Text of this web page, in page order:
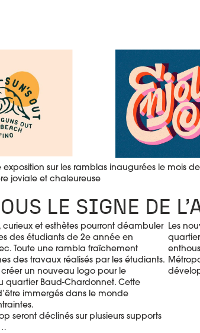
sur les ramblas inaugurées le mois
joviale et chaleureuse
LE SIGNE DE
et esthètes pourront déambuler
des étudiants de 2e année en
Toute une rambla fraîchement
des travaux réalisés par les étudiants.
un nouveau logo pour le
quartier Baud-Chardonnet. Cette
immergés dans le monde
seront déclinés sur plusieurs supports
Les